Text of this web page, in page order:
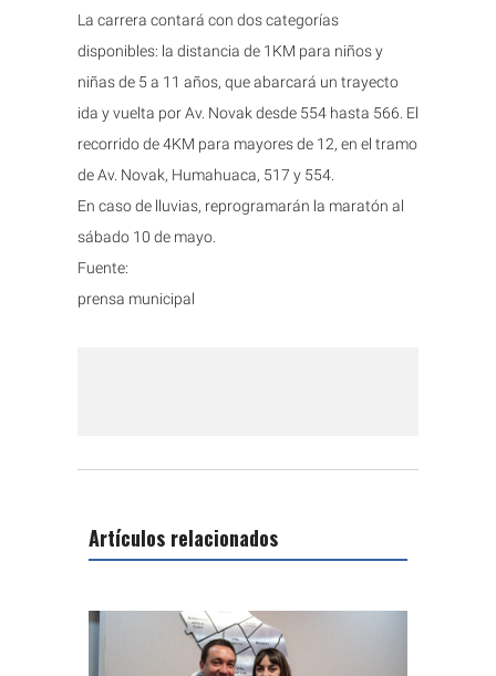
La carrera contará con dos categorías
disponibles: la distancia de 1KM para niños y
niñas de 5 a 11 años, que abarcará un trayecto
ida y vuelta por Av. Novak desde 554 hasta 566. El
recorrido de 4KM para mayores de 12, en el tramo
de Av. Novak, Humahuaca, 517 y 554.
En caso de lluvias, reprogramarán la maratón al
sábado 10 de mayo.
Fuente:
prensa municipal
Artículos relacionados